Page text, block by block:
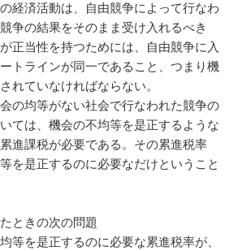
経済活動は、自由競争によって行なわ
争の結果をそのまま受け入れるべき
正当性を持つためには、自由競争に入
トラインが同一であること、つまり機
れていなければならない。
の均等がない社会で行なわれた競争の
ては、機会の不均等を是正するような
進課税が必要である。その累進税率
を是正するのに必要なだけということ
ときの次の問題
等を是正するのに必要な累進税率が、